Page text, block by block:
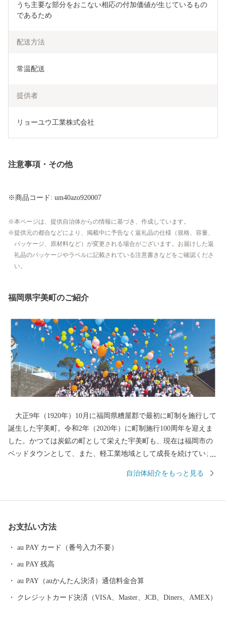
うち主要な部分をおこない相応の付加価値が生じているもの
であるため
配送方法
常温配送
提供者
リョーユウ工業株式会社
注意事項・その他
※商品コード: um40azo920007
本ページは、提供自治体からの情報に基づき、作成しています。
提供元の都合などにより、掲載中に予告なく返礼品の仕様（規格、容量、
パッケージ、原材料など）が変更される場合がございます。お届けした返
礼品のパッケージやラベルに記載されている注意書きなどをご確認くださ
い。
福岡県宇美町のご紹介
大正9年（1920年）10月に福岡県糟屋郡で最初に町制を施行して
誕生した宇美町。令和2年（2020年）に町制施行100周年を迎えま
した。かつては炭鉱の町として栄えた宇美町も、現在は福岡市の
ベッドタウンとして、また、軽工業地域として成長を続けていま
代山城大野城跡などの歴史的・文化的資源が残る、過去と現在が
自治体紹介をもっと見る
お支払い方法
au PAY カード（番号入力不要）
au PAY 残高
au PAY（auかんたん決済）通信料金合算
クレジットカード決済（VISA、Master、JCB、Diners、AMEX）